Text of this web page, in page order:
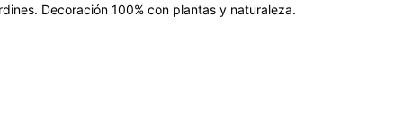
Decoración 100% con plantas y naturaleza.